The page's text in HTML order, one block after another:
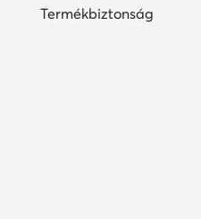
Termékbiztonság